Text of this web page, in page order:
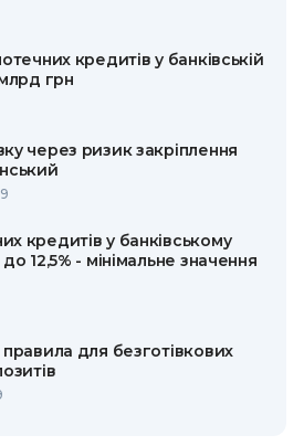
кредитів у банківській
грн
через ризик закріплення
кредитів у банківському
12,5% - мінімальне значення
для безготівкових